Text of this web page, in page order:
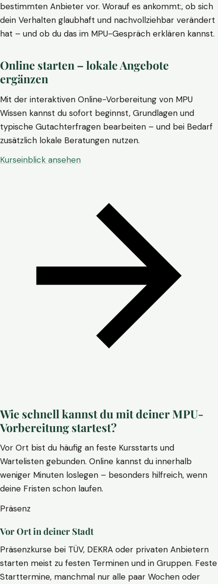
bestimmten Anbieter vor. Worauf es ankommt:, ob sich
dein Verhalten glaubhaft und nachvollziehbar verändert
hat – und ob du das im MPU-Gespräch erklären kannst.
Online starten – lokale Angebote
ergänzen
Mit der interaktiven Online-Vorbereitung von MPU
Wissen kannst du sofort beginnst, Grundlagen und
typische Gutachterfragen bearbeiten – und bei Bedarf
zusätzlich lokale Beratungen nutzen.
Kurseinblick ansehen
Wie schnell kannst du mit deiner MPU-
Vorbereitung startest?
Vor Ort bist du häufig an feste Kursstarts und
Wartelisten gebunden. Online kannst du innerhalb
weniger Minuten loslegen – besonders hilfreich, wenn
deine Fristen schon laufen.
Präsenz
Vor Ort in deiner Stadt
Präsenzkurse bei TÜV, DEKRA oder privaten Anbietern
starten meist zu festen Terminen und in Gruppen. Feste
Starttermine, manchmal nur alle paar Wochen oder